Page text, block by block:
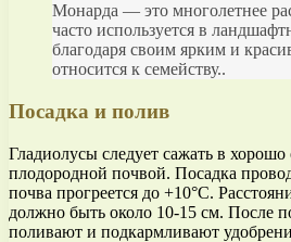
Монарда — это многолетнее
часто используется в
благодаря своим ярким и
относится к семейству..
Посадка и полив
Гладиолусы следует сажать в
плодородной почвой. Посадка
почва прогреется до +10°C.
должно быть около 10-15 см. После
поливают и подкармливают